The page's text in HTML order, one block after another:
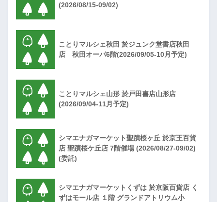
(2026/08/15-09/02)
ことりマルシェ秋田 於ジュンク堂書店秋田
店 秋田オーパ6階(2026/09/05-10月予定)
ことりマルシェ山形 於戸田書店山形店
(2026/09/04-11月予定)
シマエナガマーケット聖蹟桜ヶ丘 於京王百貨
店 聖蹟桜ケ丘店 7階催場 (2026/08/27-09/02)
(委託)
シマエナガマーケットくずは 於京阪百貨店 く
ずはモール店 １階 グランドアトリウム小